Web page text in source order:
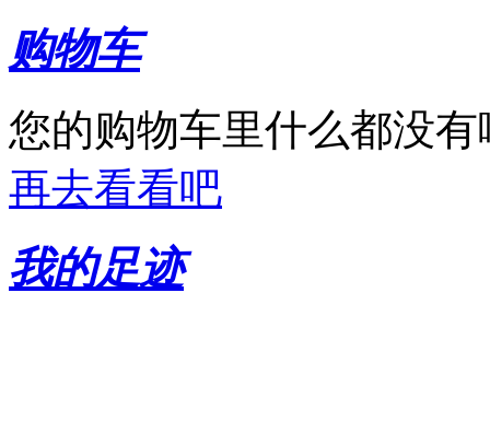
购物车
您的购物车里什么都没有
再去看看吧
我的足迹